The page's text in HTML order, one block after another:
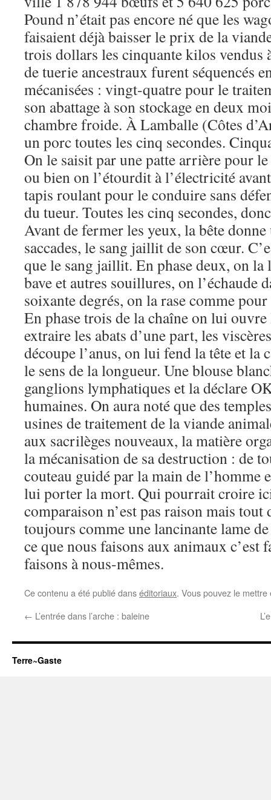
Pound n’était pas encore né que les
faisaient déjà baisser le prix de la
trois dollars les cinquante kilos vendus
de tuerie ancestraux furent séquencés
mécanisées : vingt-quatre pour le
son abattage à son stockage en deux
chambre froide. À Lamballe (Côtes
un porc toutes les cinq secondes.
On le saisit par une patte arrière pour
ou bien on l’étourdit à l’électricité
tapis roulant pour le conduire sans
du tueur. Toutes les cinq secondes,
Avant de fermer les yeux, la bête
saccades, le sang jaillit de son cœur.
que le sang jaillit. En phase deux, on la
bave et autres souillures, on l’échaude
soixante degrés, on la rase comme
En phase trois de la chaîne on lui ouvre
extraire les abats d’une part, les
découpe l’anus, on lui fend la tête et la
le sens de la longueur. Une blouse
ganglions lymphatiques et la déclare
humaines. On aura noté que des
usines de traitement de la viande
aux sacrilèges nouveaux, la matière
la mécanisation de sa destruction : de
couteau guidé par la main de l’homme
lui porter la mort. Qui pourrait croire
comparaison n’est pas raison mais tout
toujours comme une lancinante lame
ce que nous faisons aux animaux c’est
faisons à nous-mêmes.
Ce contenu a été publié danséditoriaux. Vous pouvez le
← L’entrée dans l’arche : baleine
Terre~Gaste